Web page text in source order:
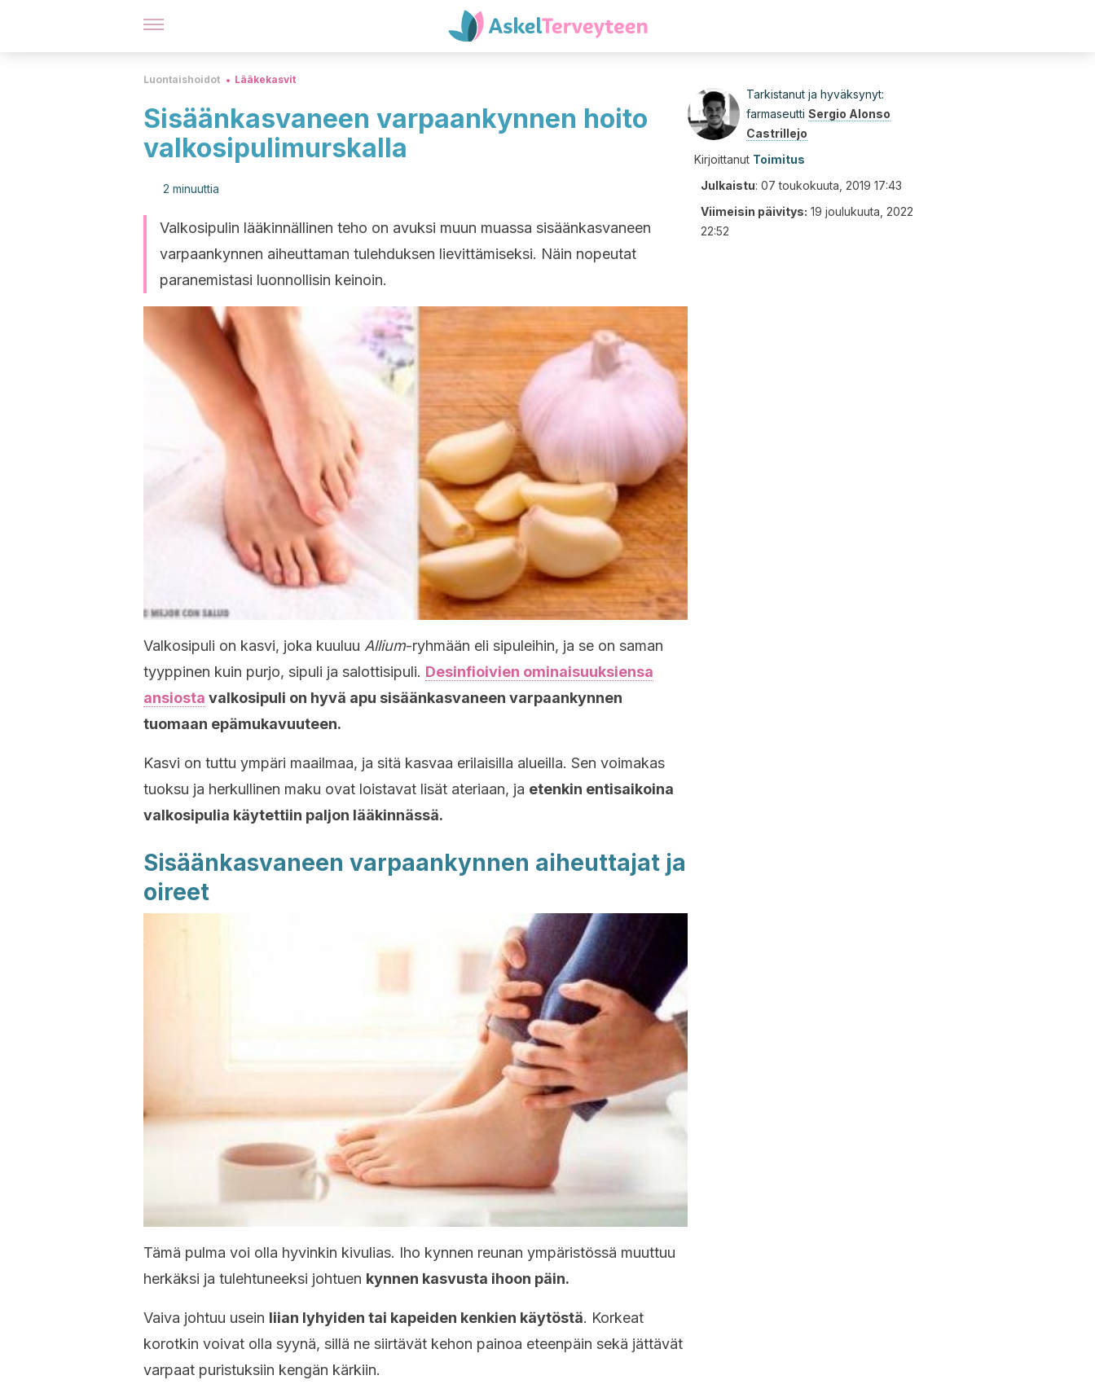
Luontaishoidot Lääkekasvit
Sisäänkasvaneen varpaankynnen hoito
valkosipulimurskalla
2 minuuttia
Valkosipulin lääkinnällinen teho on avuksi muun muassa sisäänkasvaneen
varpaankynnen aiheuttaman tulehduksen lievittämiseksi. Näin nopeutat
paranemistasi luonnollisin keinoin.
Valkosipuli on kasvi, joka kuuluu Allium-ryhmään eli sipuleihin, ja se on saman
tyyppinen kuin purjo, sipuli ja salottisipuli. Desinfioivien ominaisuuksiensa
ansiosta valkosipuli on hyvä apu sisäänkasvaneen varpaankynnen
tuomaan epämukavuuteen.
Kasvi on tuttu ympäri maailmaa, ja sitä kasvaa erilaisilla alueilla. Sen voimakas
tuoksu ja herkullinen maku ovat loistavat lisät ateriaan, ja etenkin entisaikoina
valkosipulia käytettiin paljon lääkinnässä.
Sisäänkasvaneen varpaankynnen aiheuttajat ja
oireet
Tämä pulma voi olla hyvinkin kivulias. Iho kynnen reunan ympäristössä muuttuu
herkäksi ja tulehtuneeksi johtuen kynnen kasvusta ihoon päin.
Vaiva johtuu usein liian lyhyiden tai kapeiden kenkien käytöstä. Korkeat
korotkin voivat olla syynä, sillä ne siirtävät kehon painoa eteenpäin sekä jättävät
varpaat puristuksiin kengän kärkiin.
Tarkistanut ja hyväksynyt:
farmaseutti Sergio Alonso
Castrillejo
Kirjoittanut Toimitus
Julkaistu: 07 toukokuuta, 2019 17:43
Viimeisin päivitys: 19 joulukuuta, 2022
22:52